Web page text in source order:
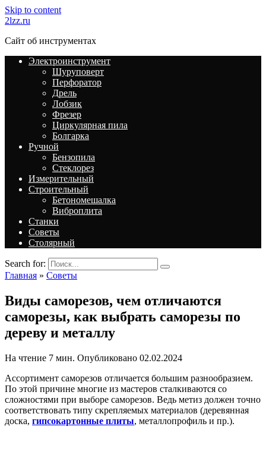
Skip to content
2lzz.ru
Сайт об инструментах
Электроинструмент
Шуруповерт
Перфоратор
Дрель
Лобзик
Фрезер
Циркулярная пила
Болгарка
Ручной
Бензопила
Стеклорез
Измерительный
Строительный
Бетономешалка
Виброплита
Станки
Советы
Столярный
Search for:
Главная » Советы
Виды саморезов, чем отличаются
саморезы, как выбрать саморезы по
дереву и металлу
На чтение 7 мин. Опубликовано 02.02.2024
Ассортимент саморезов отличается большим разнообразием.
По этой причине многие из мастеров сталкиваются со
сложностями при выборе саморезов. Ведь метиз должен точно
соответствовать типу скрепляемых материалов (деревянная
доска, гипсокартонные плиты, металлопрофиль и пр.).